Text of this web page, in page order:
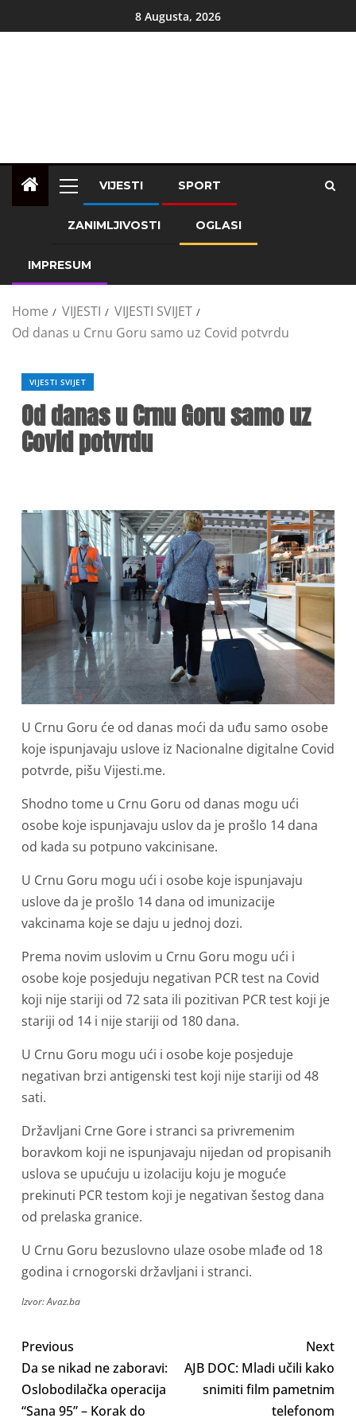
8 Augusta, 2026
VIJESTI SPORT
ZANIMLJIVOSTI OGLASI
IMPRESUM
Home VIJESTI
VIJESTI SVIJET
Od danas u Crnu Goru samo uz Covid potvrdu
VIJESTI SVIJET
Od danas u Crnu Goru samo uz
Covid potvrdu
U Crnu Goru će od danas moći da uđu samo osobe
koje ispunjavaju uslove iz Nacionalne digitalne Covid
potvrde, pišu Vijesti.me.
Shodno tome u Crnu Goru od danas mogu ući
osobe koje ispunjavaju uslov da je prošlo 14 dana
od kada su potpuno vakcinisane.
U Crnu Goru mogu ući i osobe koje ispunjavaju
uslove da je prošlo 14 dana od imunizacije
vakcinama koje se daju u jednoj dozi.
Prema novim uslovim u Crnu Goru mogu ući i
osobe koje posjeduju negativan PCR test na Covid
koji nije stariji od 72 sata ili pozitivan PCR test koji je
stariji od 14 i nije stariji od 180 dana.
U Crnu Goru mogu ući i osobe koje posjeduje
negativan brzi antigenski test koji nije stariji od 48
sati.
Državljani Crne Gore i stranci sa privremenim
boravkom koji ne ispunjavaju nijedan od propisanih
uslova se upućuju u izolaciju koju je moguće
prekinuti PCR testom koji je negativan šestog dana
od prelaska granice.
U Crnu Goru bezuslovno ulaze osobe mlađe od 18
godina i crnogorski državljani i stranci.
Izvor: Avaz.ba
Previous
Da se nikad ne zaboravi:
Oslobodilačka operacija
“Sana 95” – Korak do
Next
AJB DOC: Mladi učili kako
snimiti film pametnim
telefonom